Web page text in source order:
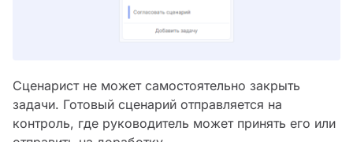
Сценарист не может самостоятельно закрыть
задачи. Готовый сценарий отправляется на
контроль, где руководитель может принять его или